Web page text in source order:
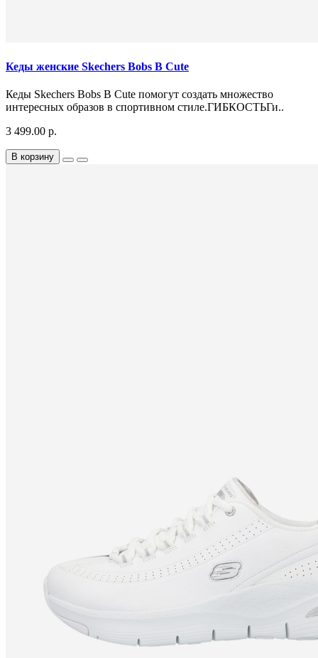
Кеды женские Skechers Bobs B Cute
Кеды Skechers Bobs B Cute помогут создать множество
интересных образов в спортивном стиле.ГИБКОСТЬГи..
3 499.00 р.
В корзину